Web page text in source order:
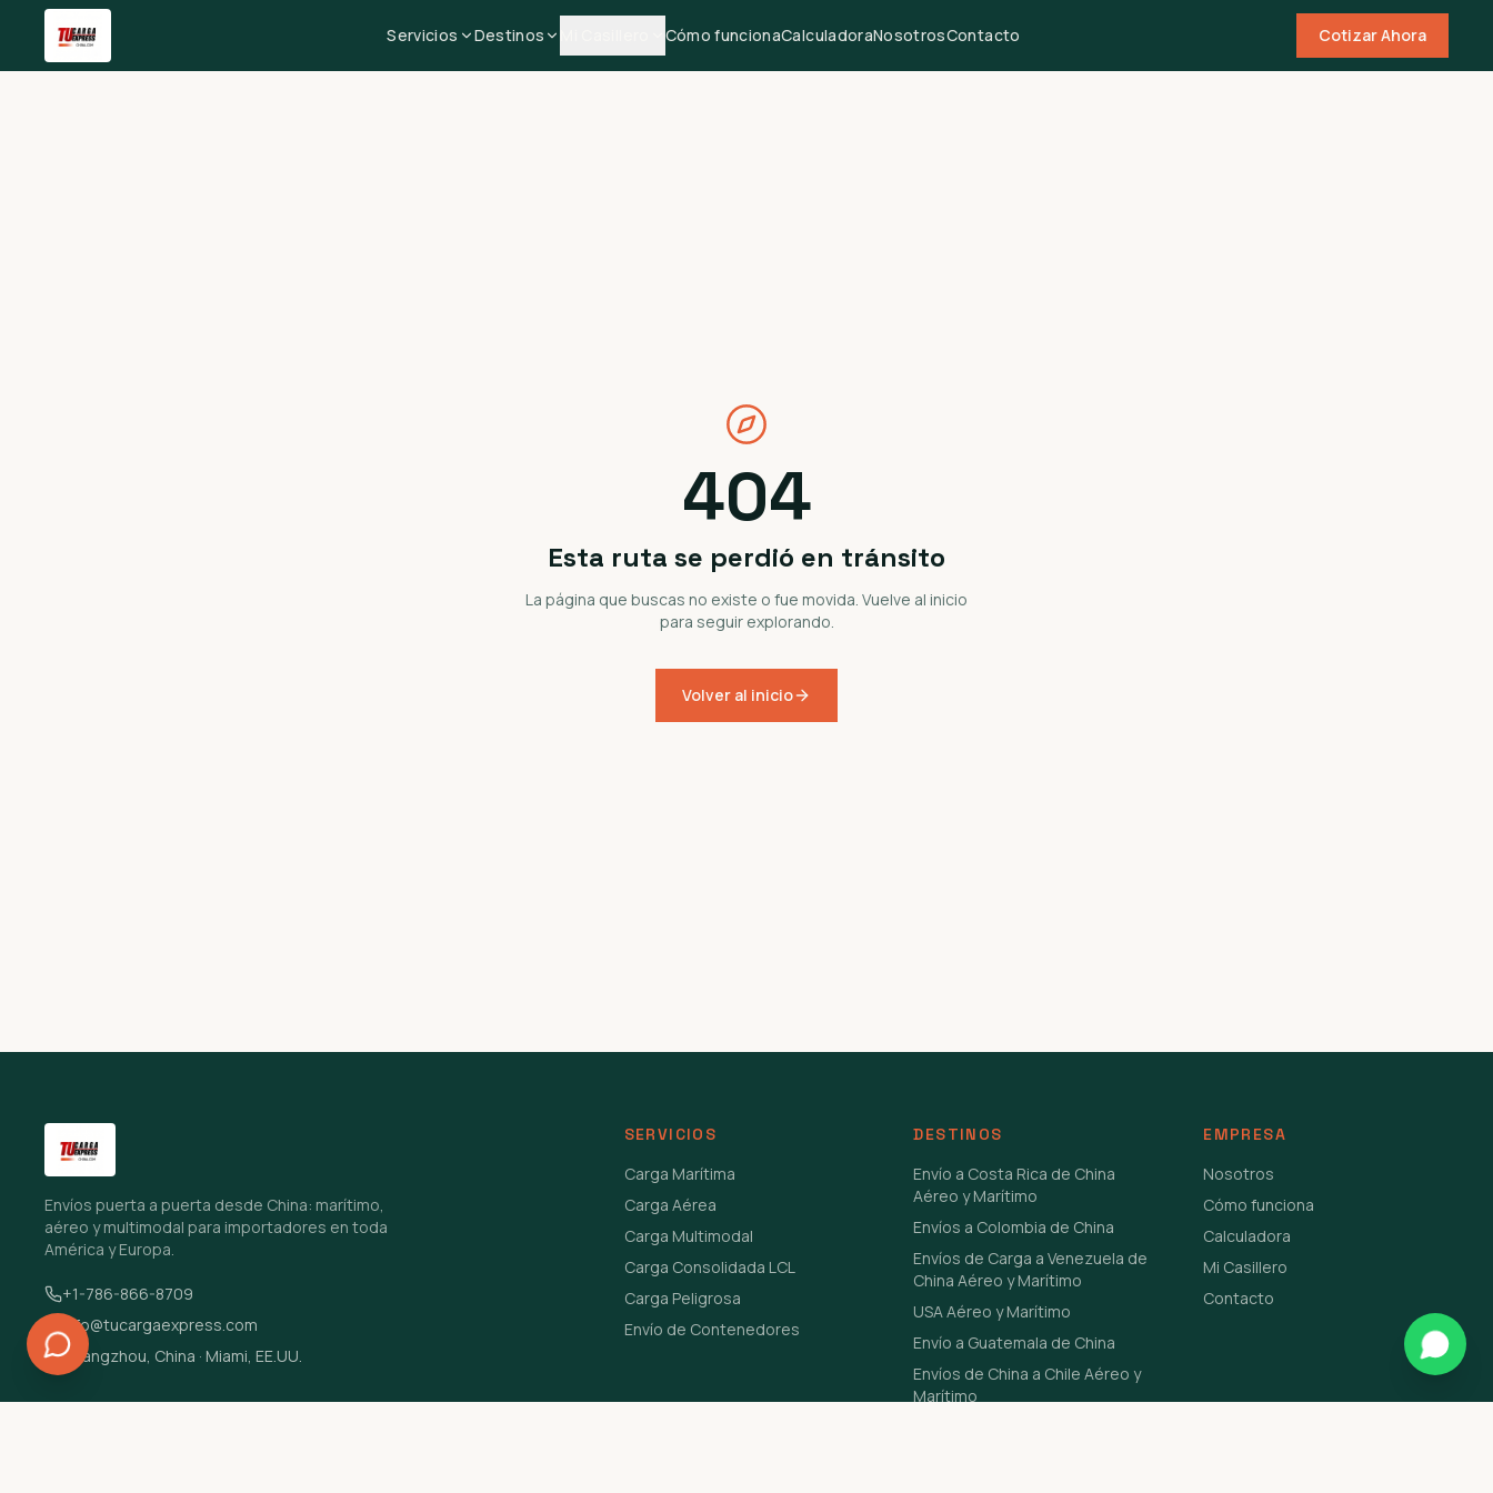
Servicios Destinos Cómo funcionaCalculadoraNosotrosContacto Cotizar Ahora
404
Esta ruta se perdió en tránsito
La página que buscas no existe o fue movida. Vuelve al inicio
para seguir explorando.
Volver al inicio
Envíos puerta a puerta desde China: marítimo,
aéreo y multimodal para importadores en toda
América y Europa.
+1-786-866-8709
info@tucargaexpress.com
Guangzhou, China · Miami, EE.UU.
SERVICIOS
Carga Marítima
Carga Aérea
Carga Multimodal
Carga Consolidada LCL
Carga Peligrosa
Envío de Contenedores
DESTINOS
Envío a Costa Rica de China
Aéreo y Marítimo
Envíos a Colombia de China
Envíos de Carga a Venezuela de
China Aéreo y Marítimo
USA Aéreo y Marítimo
Envío a Guatemala de China
Envíos de China a Chile Aéreo y
Marítimo
EMPRESA
Nosotros
Cómo funciona
Calculadora
Mi Casillero
Contacto